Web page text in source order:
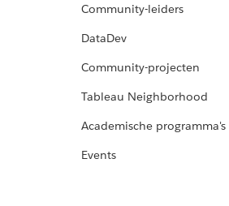
Community-leiders
DataDev
Community-projecten
Tableau Neighborhood
Academische programma's
Events